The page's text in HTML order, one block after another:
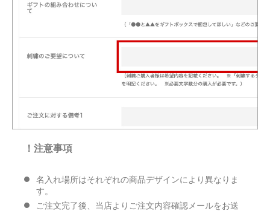
！注意事項
名入れ場所はそれぞれの商品デザインにより異なりま
す。
ご注文完了後、当店よりご注文内容確認メールをお送